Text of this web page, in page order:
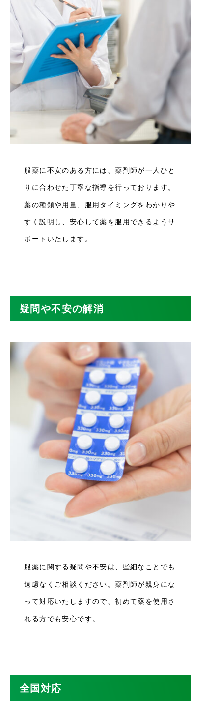
服薬に不安のある方には、薬剤師が一人ひと
りに合わせた丁寧な指導を行っております。
薬の種類や用量、服用タイミングをわかりや
すく説明し、安心して薬を服用できるようサ
ポートいたします。
疑問や不安の解消
服薬に関する疑問や不安は、些細なことでも
遠慮なくご相談ください。薬剤師が親身にな
って対応いたしますので、初めて薬を使用さ
れる方でも安心です。
全国対応